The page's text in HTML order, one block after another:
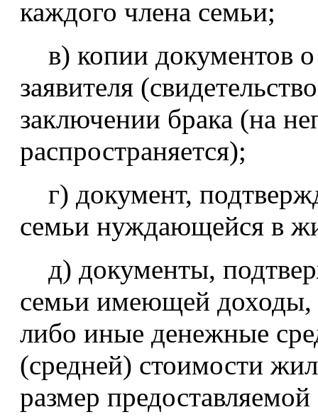
каждого члена семьи;
в) копии документов о
заявителя
заключении брака (на
распространяется);
г) документ,
семьи нуждающейся в
д) документы,
семьи имеющей доходы,
либо иные денежные
(средней) стоимости
размер